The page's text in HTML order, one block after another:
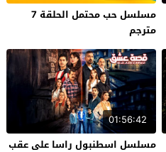
مسلسل حب محتمل الحلقة 7
مترجم
01:56:42
مسلسل اسطنبول راسا على عقب